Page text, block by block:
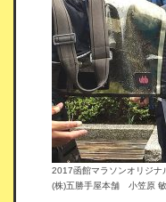
2017函館マラソンオリジナ
(株)五勝手屋本舗 小笠原